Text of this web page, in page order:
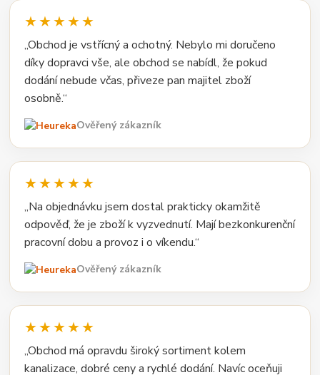
★★★★★
„Obchod je vstřícný a ochotný. Nebylo mi doručeno
díky dopravci vše, ale obchod se nabídl, že pokud
dodání nebude včas, přiveze pan majitel zboží
osobně.“
Ověřený zákazník
★★★★★
„Na objednávku jsem dostal prakticky okamžitě
odpověď, že je zboží k vyzvednutí. Mají bezkonkurenční
pracovní dobu a provoz i o víkendu.“
Ověřený zákazník
★★★★★
„Obchod má opravdu široký sortiment kolem
kanalizace, dobré ceny a rychlé dodání. Navíc oceňuji